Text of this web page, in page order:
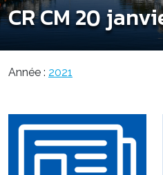
CR CM 20
Année : 2021